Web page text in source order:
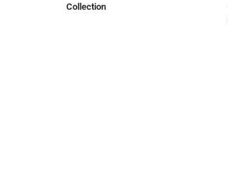
Collection